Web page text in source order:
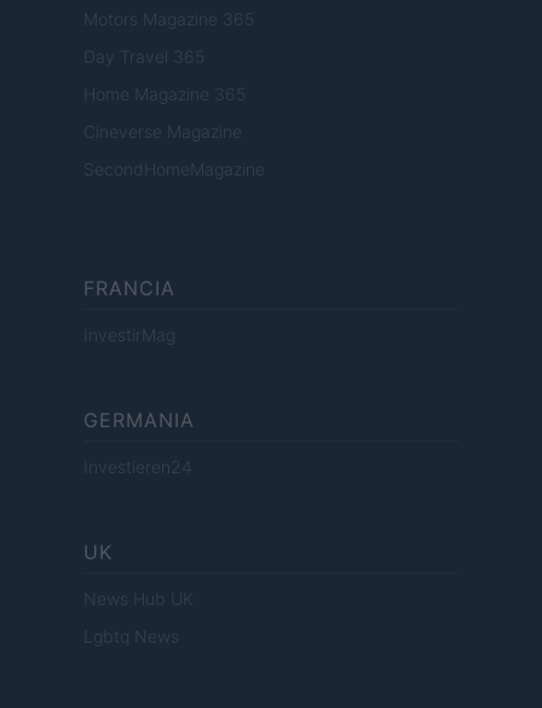
Motors Magazine 365
Day Travel 365
Home Magazine 365
Cineverse Magazine
SecondHomeMagazine
FRANCIA
InvestirMag
GERMANIA
Investieren24
UK
News Hub UK
Lgbtq News